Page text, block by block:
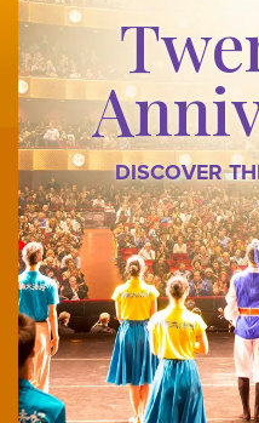
DISCOVER